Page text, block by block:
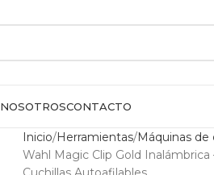
NOSOTROSCONTACTO
Inicio Herramientas Máquinas de
Wahl Magic Clip Gold